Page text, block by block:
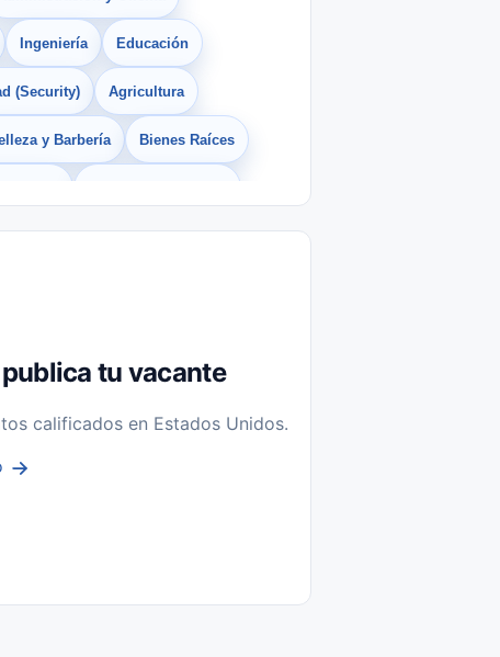
Ingeniería Educación
(Security) Agricultura
y Barbería Bienes Raíces
Sin Experiencia
tu vacante
calificados en Estados Unidos.